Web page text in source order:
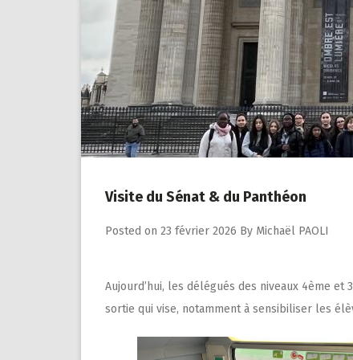
Visite du Sénat & du Panthéon
Posted on 23 février 2026 By Michaël PAOLI
Aujourd’hui, les délégués des niveaux 4ème
sortie qui vise, notamment à sensibiliser les